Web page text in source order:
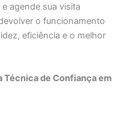
agende sua visita
o funcionamento
eficiência e o melhor
de Confiança em